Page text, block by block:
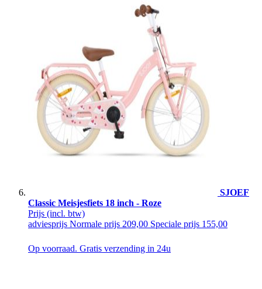
SJOEF
Classic Meisjesfiets 18 inch - Roze
Prijs (incl. btw)
adviesprijs Normale prijs 209,00 Speciale prijs 155,00
Op voorraad. Gratis verzending in 24u